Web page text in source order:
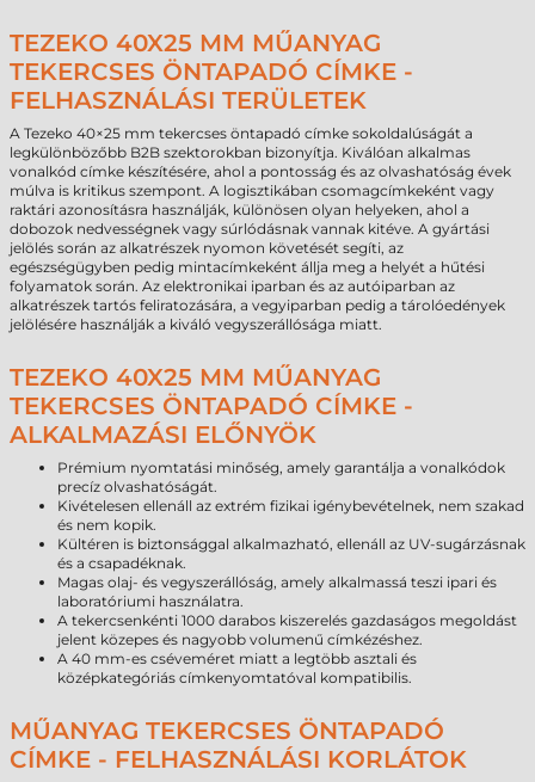
TEZEKO 40X25 MM MŰANYAG
TEKERCSES ÖNTAPADÓ CÍMKE -
FELHASZNÁLÁSI TERÜLETEK
A Tezeko 40×25 mm tekercses öntapadó címke sokoldalúságát a
legkülönbözőbb B2B szektorokban bizonyítja. Kiválóan alkalmas
vonalkód címke készítésére, ahol a pontosság és az olvashatóság évek
múlva is kritikus szempont. A logisztikában csomagcímkeként vagy
raktári azonosításra használják, különösen olyan helyeken, ahol a
dobozok nedvességnek vagy súrlódásnak vannak kitéve. A gyártási
jelölés során az alkatrészek nyomon követését segíti, az
egészségügyben pedig mintacímkeként állja meg a helyét a hűtési
folyamatok során. Az elektronikai iparban és az autóiparban az
alkatrészek tartós feliratozására, a vegyiparban pedig a tárolóedények
jelölésére használják a kiváló vegyszerállósága miatt.
TEZEKO 40X25 MM MŰANYAG
TEKERCSES ÖNTAPADÓ CÍMKE -
ALKALMAZÁSI ELŐNYÖK
Prémium nyomtatási minőség, amely garantálja a vonalkódok
precíz olvashatóságát.
Kivételesen ellenáll az extrém fizikai igénybevételnek, nem szakad
és nem kopik.
Kültéren is biztonsággal alkalmazható, ellenáll az UV-sugárzásnak
és a csapadéknak.
Magas olaj- és vegyszerállóság, amely alkalmassá teszi ipari és
laboratóriumi használatra.
A tekercsenkénti 1000 darabos kiszerelés gazdaságos megoldást
jelent közepes és nagyobb volumenű címkézéshez.
A 40 mm-es cséveméret miatt a legtöbb asztali és
középkategóriás címkenyomtatóval kompatibilis.
MŰANYAG TEKERCSES ÖNTAPADÓ
CÍMKE - FELHASZNÁLÁSI KORLÁTOK